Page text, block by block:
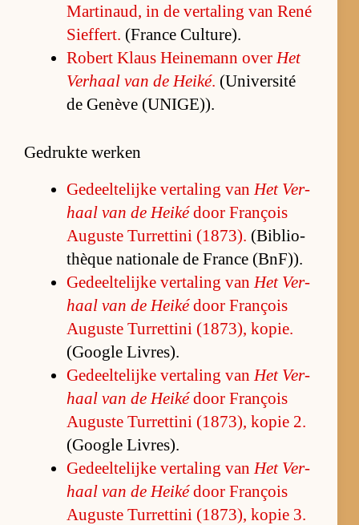
Mar­tinaud, in de ver­ta­ling van René
Sief­fert. (France Cul­tu­re).
Ro­bert Klaus Hei­ne­mann over Het
Ver­haal van de Heiké. (U­ni­ver­sité
de Genève (U­NI­GE)).
Gedrukte werken
Ge­deel­te­lijke ver­ta­ling van Het Ver­
haal van de Heikédoor François
Au­guste Tur­ret­tini (1873). (Bi­bli­o­
thèque na­ti­o­nale de France (Bn­F)).
Ge­deel­te­lijke ver­ta­ling van Het Ver­
haal van de Heikédoor François
Au­guste Tur­ret­tini (1873), ko­pie.
(Google Li­vres).
Ge­deel­te­lijke ver­ta­ling van Het Ver­
haal van de Heikédoor François
Au­guste Tur­ret­tini (1873), ko­pie 2.
(Google Li­vres).
Ge­deel­te­lijke ver­ta­ling van Het Ver­
haal van de Heikédoor François
Au­guste Tur­ret­tini (1873), ko­pie 3.